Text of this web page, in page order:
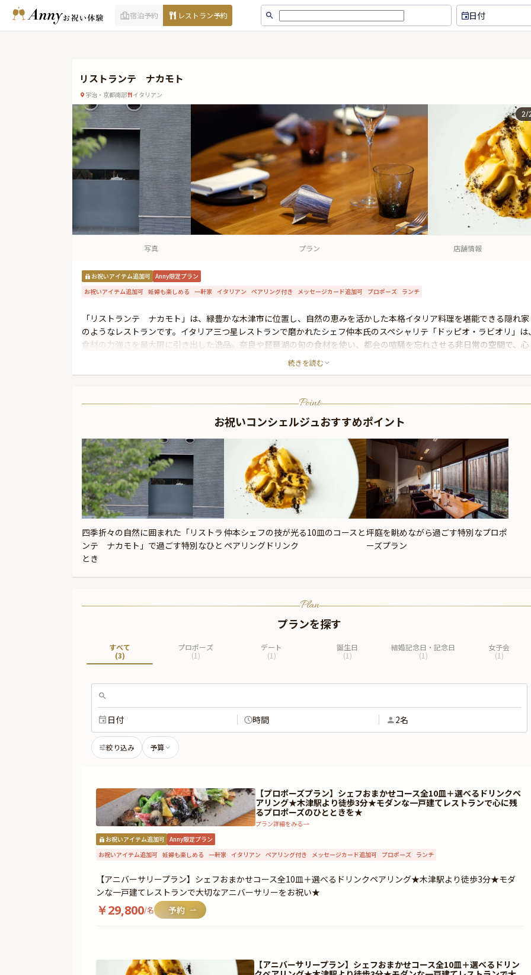
宿泊予約 レストラン予約 日付
リストランテ ナカモト
宇治・京都南部 イタリアン
2/
写真 プラン 店舗情報
お祝いアイテム追加可 Anny限定プラン
お祝いアイテム追加可 妊婦も楽しめる 一軒家 イタリアン ペアリング付き メッセージカード追加可 プロポーズ ランチ
「リストランテ ナカモト」は、緑豊かな木津市に位置し、自然の恵みを活かした本格イタリア料理を堪能できる隠れ家
のようなレストランです。イタリア三つ星レストランで磨かれたシェフ仲本氏のスペシャリテ「ドッピオ・ラビオリ」は、
食材の力強さを最大限に引き出した逸品。奈良や琵琶湖の旬の食材を使い、都会の喧騒を忘れさせる非日常の空間で、心
続きを読む
Point
お祝いコンシェルジュおすすめポイント
四季折々の自然に囲まれた「リストラ
ンテ ナカモト」で過ごす特別なひと
とき
仲本シェフの技が光る10皿のコースと
ペアリングドリンク
坪庭を眺めながら過ごす特別なプロポ
ーズプラン
Plan
プランを探す
すべて
(3)
プロポーズ
(1)
デート
(1)
誕生日
(1)
結婚記念日・記念日
(1)
女子会
(1)
日付 時間 2名
絞り込み 予算
【プロポーズプラン】シェフおまかせコース全10皿＋選べるドリンクペ
アリング★木津駅より徒歩3分★モダンな一戸建てレストランで心に残
るプロポーズのひとときを★
プラン詳細をみる
お祝いアイテム追加可 Anny限定プラン
お祝いアイテム追加可 妊婦も楽しめる 一軒家 イタリアン ペアリング付き メッセージカード追加可 プロポーズ ランチ
【アニバーサリープラン】シェフおまかせコース全10皿＋選べるドリンクペアリング★木津駅より徒歩3分★モダ
ンな一戸建てレストランで大切なアニバーサリーをお祝い★
￥29,800/名
【アニバーサリープラン】シェフおまかせコース全10皿＋選べるドリン